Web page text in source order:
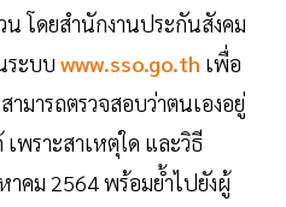
โดยสำนักงานประกันสังคม
ระบบ www.sso.go.th เพื่อ
มารถตรวจสอบว่าตนเองอยู่
พราะสาเหตุใด และวิธี
าคม 2564 พร้อมย้ำไปยังผู้